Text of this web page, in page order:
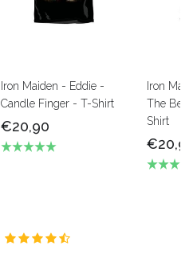
Iron Maiden - Eddie -
Candle Finger - T-Shirt
€20,90
Iron
The
Shirt